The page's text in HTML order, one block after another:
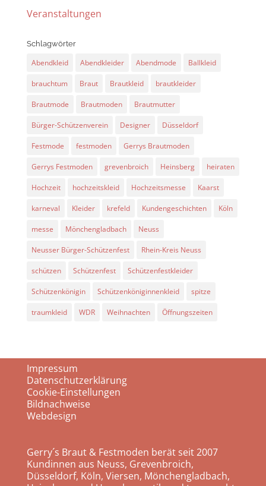
Veranstaltungen
Schlagwörter
Abendkleid Abendkleider Abendmode Ballkleid
brauchtum Braut Brautkleid brautkleider
Brautmode Brautmoden Brautmutter
Bürger-Schützenverein Designer Düsseldorf
Festmode festmoden Gerrys Brautmoden
Gerrys Festmoden grevenbroich Heinsberg heiraten
Hochzeit hochzeitskleid Hochzeitsmesse Kaarst
karneval Kleider krefeld Kundengeschichten Köln
messe Mönchengladbach Neuss
Neusser Bürger-Schützenfest Rhein-Kreis Neuss
schützen Schützenfest Schützenfestkleider
Schützenkönigin Schützenköniginnenkleid spitze
traumkleid WDR Weihnachten Öffnungszeiten
Impressum
Datenschutzerklärung
Cookie-Einstellungen
Bildnachweise
Webdesign
Gerry´s Braut & Festmoden berät seit 2007
Kundinnen aus Neuss, Grevenbroich,
Düsseldorf, Köln, Viersen, Mönchengladbach,